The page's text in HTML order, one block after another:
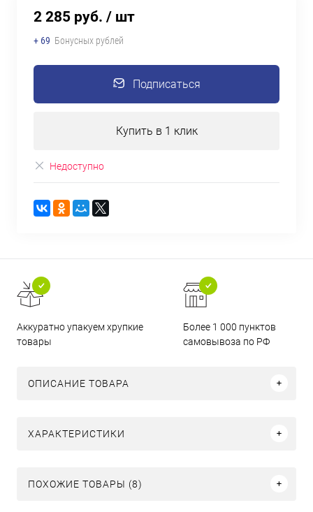
2 285 руб. / шт
+ 69 Бонусных рублей
Подписаться
Купить в 1 клик
Недоступно
Аккуратно упакуем хрупкие
товары
Более 1 000 пунктов
самовывоза по РФ
ОПИСАНИЕ ТОВАРА
ХАРАКТЕРИСТИКИ
ПОХОЖИЕ ТОВАРЫ (8)